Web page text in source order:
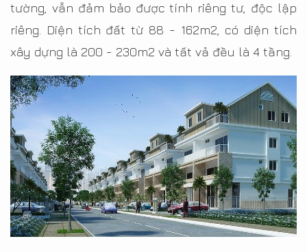
tường, vẫn đảm bảo được tính riêng tư, độc lập
riêng. Diện tích đất từ 88 - 162m2, có diện tích
xây dựng là 200 - 230m2 và tất vả đều là 4 tầng.